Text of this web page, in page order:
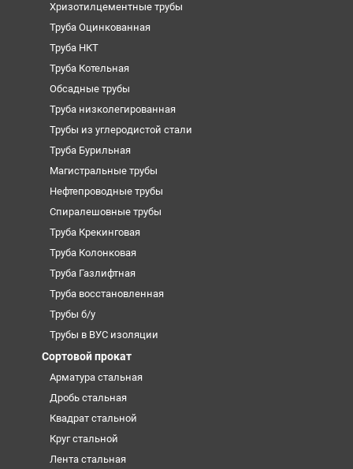
Хризотилцементные трубы
Труба Оцинкованная
Труба НКТ
Труба Котельная
Обсадные трубы
Труба низколегированная
Трубы из углеродистой стали
Труба Бурильная
Магистральные трубы
Нефтепроводные трубы
Спиралешовные трубы
Труба Крекинговая
Труба Колонковая
Труба Газлифтная
Труба восстановленная
Трубы б/у
Трубы в ВУС изоляции
Сортовой прокат
Арматура стальная
Дробь стальная
Квадрат стальной
Круг стальной
Лента стальная